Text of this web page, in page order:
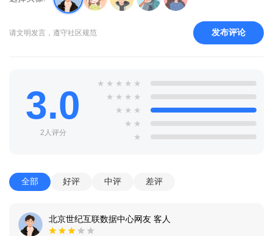
请文明发言，遵守社区规范 发布评论
3.0
2人评分
★ ★ ★ ★ ★
★ ★ ★ ★
★ ★ ★
★ ★
★
全部 好评 中评 差评
北京世纪互联数据中心网友 客人